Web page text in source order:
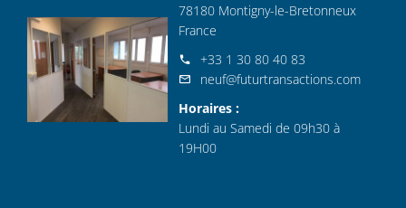
78180 Montigny-le-Bretonneux
France
+33 1 30 80 40 83
neuf@futurtransactions.com
Horaires :
Lundi au Samedi de 09h30 à
19H00